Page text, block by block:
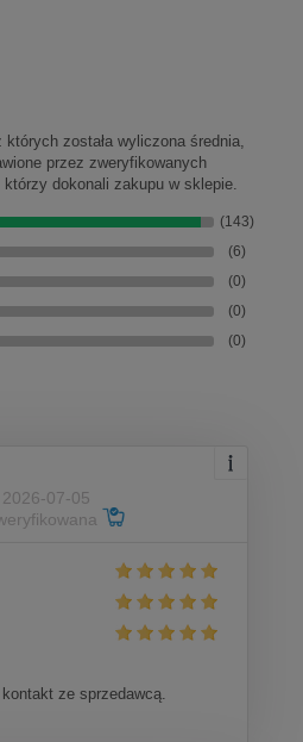
których została wyliczona średnia,
przez zweryfikowanych
którzy dokonali zakupu w sklepie.
(143)
(6)
(0)
(0)
(0)
07-05
ze sprzedawcą.